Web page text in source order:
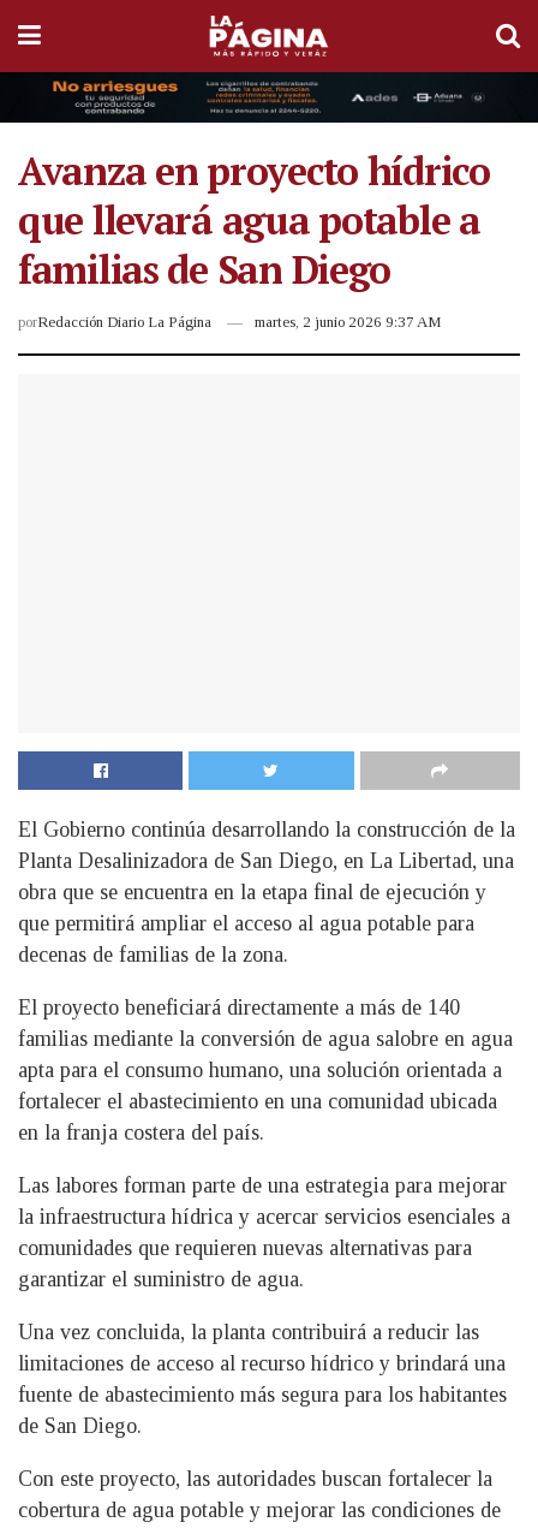
Avanza en proyecto hídrico
que llevará agua potable a
familias de San Diego
porRedacción Diario La Página martes, 2 junio 2026 9:37 AM
El Gobierno continúa desarrollando la construcción de la
Planta Desalinizadora de San Diego, en La Libertad, una
obra que se encuentra en la etapa final de ejecución y
que permitirá ampliar el acceso al agua potable para
decenas de familias de la zona.
El proyecto beneficiará directamente a más de 140
familias mediante la conversión de agua salobre en agua
apta para el consumo humano, una solución orientada a
fortalecer el abastecimiento en una comunidad ubicada
en la franja costera del país.
Las labores forman parte de una estrategia para mejorar
la infraestructura hídrica y acercar servicios esenciales a
comunidades que requieren nuevas alternativas para
garantizar el suministro de agua.
Una vez concluida, la planta contribuirá a reducir las
limitaciones de acceso al recurso hídrico y brindará una
fuente de abastecimiento más segura para los habitantes
de San Diego.
Con este proyecto, las autoridades buscan fortalecer la
cobertura de agua potable y mejorar las condiciones de